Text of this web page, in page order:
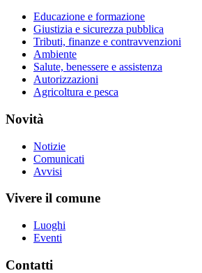
Educazione e formazione
Giustizia e sicurezza pubblica
Tributi, finanze e contravvenzioni
Ambiente
Salute, benessere e assistenza
Autorizzazioni
Agricoltura e pesca
Novità
Notizie
Comunicati
Avvisi
Vivere il comune
Luoghi
Eventi
Contatti